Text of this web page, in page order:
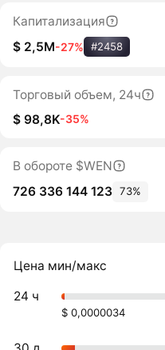
Капитализация
$ 2,5M-27% #2458
Торговый объем, 24ч
$ 98,8K-35%
В обороте $WEN
726 336 144 123 73%
Цена мин/макс
24 ч
$ 0,0000034